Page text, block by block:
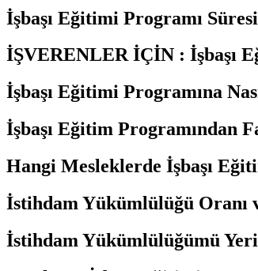
İşbaşı Eğitimi Programı
İŞVERENLER İÇİN : İşbaşı
İşbaşı Eğitimi Programına
İşbaşı Eğitim Programından
Hangi Mesleklerde İşbaşı
İstihdam Yükümlülüğü Oranı
İstihdam Yükümlülüğümü